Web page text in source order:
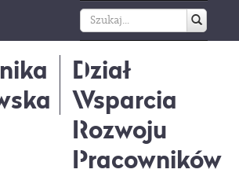
Dział
Wsparcia
Rozwoju
Pracowników